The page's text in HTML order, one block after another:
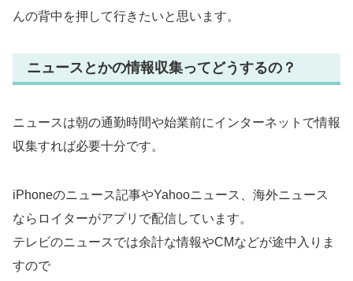
んの背中を押して行きたいと思います。
ニュースとかの情報収集ってどうするの？
ニュースは朝の通勤時間や始業前にインターネットで情報
収集すれば必要十分です。
iPhoneのニュース記事やYahooニュース、海外ニュース
ならロイターがアプリで配信しています。
テレビのニュースでは余計な情報やCMなどが途中入りま
すので